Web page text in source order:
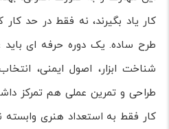
کار یاد بگیرند، نه فقط در حد کار
طرح ساده. یک دوره حرفه ای باید
شناخت ابزار، اصول ایمنی،
طراحی و تمرین عملی هم تمرکز
کار فقط به استعداد هنری